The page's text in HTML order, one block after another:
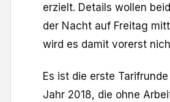
erzielt. Details wollen
der Nacht auf Freitag
wird es damit vorerst
Es ist die erste
Jahr 2018, die ohne